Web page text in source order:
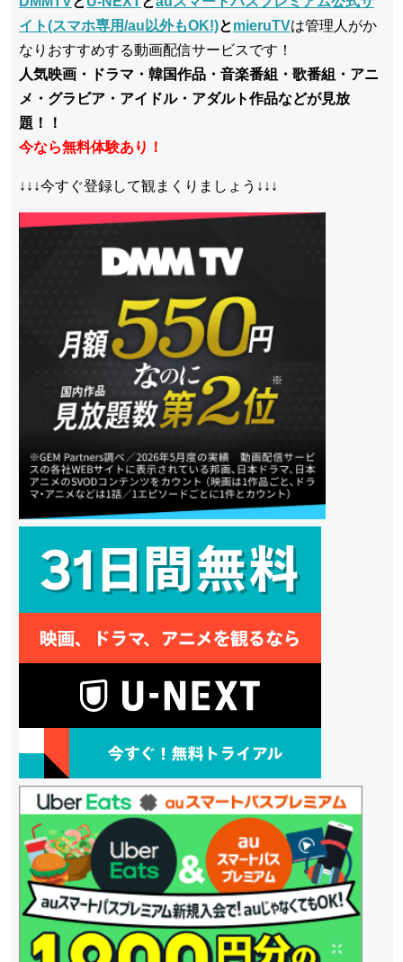
イト(スマホ専用/au以外もOK!)とmieruTVは管理人がか
なりおすすめする動画配信サービスです！
人気映画・ドラマ・韓国作品・音楽番組・歌番組・アニ
メ・グラビア・アイドル・アダルト作品などが見放
題！！
今なら無料体験あり！
↓↓↓今すぐ登録して観まくりましょう↓↓↓